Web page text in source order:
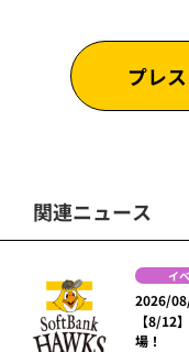
プレ
関連ニュース
イ
2026/
【8/12
場！